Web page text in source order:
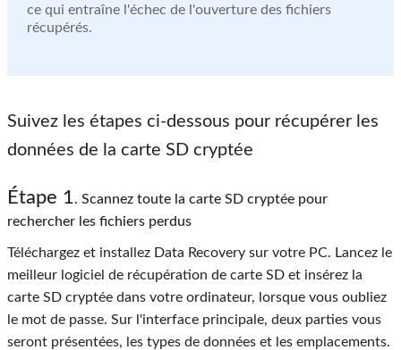
ce qui entraîne l'échec de l'ouverture des fichiers
récupérés.
Suivez les étapes ci-dessous pour récupérer les
données de la carte SD cryptée
Étape 1. Scannez toute la carte SD cryptée pour
rechercher les fichiers perdus
Téléchargez et installez Data Recovery sur votre PC. Lancez le
meilleur logiciel de récupération de carte SD et insérez la
carte SD cryptée dans votre ordinateur, lorsque vous oubliez
le mot de passe. Sur l'interface principale, deux parties vous
seront présentées, les types de données et les emplacements.